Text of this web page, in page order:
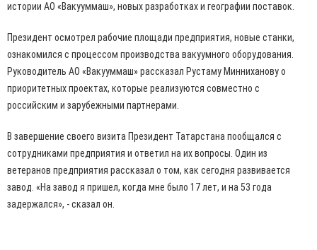
истории АО «Вакууммаш», новых разработках и географии поставок.
Президент осмотрел рабочие площади предприятия, новые станки,
ознакомился с процессом производства вакуумного оборудования.
Руководитель АО «Вакууммаш» рассказал Рустаму Минниханову о
приоритетных проектах, которые реализуются совместно с
российским и зарубежными партнерами.
В завершение своего визита Президент Татарстана пообщался с
сотрудниками предприятия и ответил на их вопросы. Один из
ветеранов предприятия рассказал о том, как сегодня развивается
завод. «На завод я пришел, когда мне было 17 лет, и на 53 года
задержался», - сказал он.